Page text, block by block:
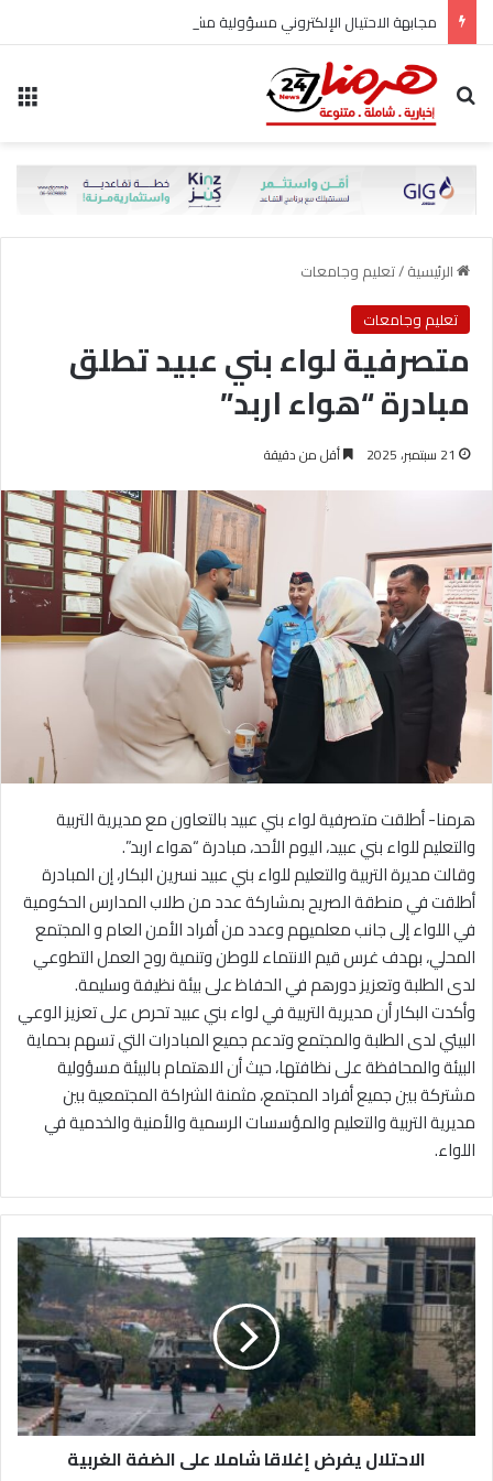
مجابهة الاحتيال الإلكتروني مسؤولية مشتركة
بحث عن
الرئيسية/تعليم وجامعات
تعليم وجامعات
متصرفية لواء بني عبيد تطلق
مبادرة “هواء اربد”
21 سبتمبر، 2025 أقل من دقيقة
هرمنا- أطلقت متصرفية لواء بني عبيد بالتعاون مع مديرية التربية
والتعليم للواء بني عبيد، اليوم الأحد، مبادرة “هواء اربد”.
وقالت مديرة التربية والتعليم للواء بني عبيد نسرين البكار، إن المبادرة
أطلقت في منطقة الصريح بمشاركة عدد من طلاب المدارس الحكومية
في اللواء إلى جانب معلميهم وعدد من أفراد الأمن العام و المجتمع
المحلي، بهدف غرس قيم الانتماء للوطن وتنمية روح العمل التطوعي
لدى الطلبة وتعزيز دورهم في الحفاظ على بيئة نظيفة وسليمة.
وأكدت البكار أن مديرية التربية في لواء بني عبيد تحرص على تعزيز الوعي
البيئي لدى الطلبة والمجتمع وتدعم جميع المبادرات التي تسهم بحماية
البيئة والمحافظة على نظافتها، حيث أن الاهتمام بالبيئة مسؤولية
مشتركة بين جميع أفراد المجتمع، مثمنة الشراكة المجتمعية بين
مديرية التربية والتعليم والمؤسسات الرسمية والأمنية والخدمية في
اللواء.
ا
ل
ا
ح
ت
ل
ا
ل
ي
الاحتلال يفرض إغلاقا شاملا على الضفة الغربية